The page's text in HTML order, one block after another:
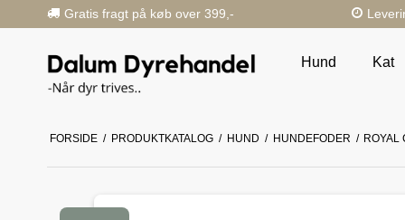
Gratis fragt på køb over 399,-
Hund Kat
FORSIDE / PRODUKTKATALOG / HUND / HUNDEFODER / ROYAL